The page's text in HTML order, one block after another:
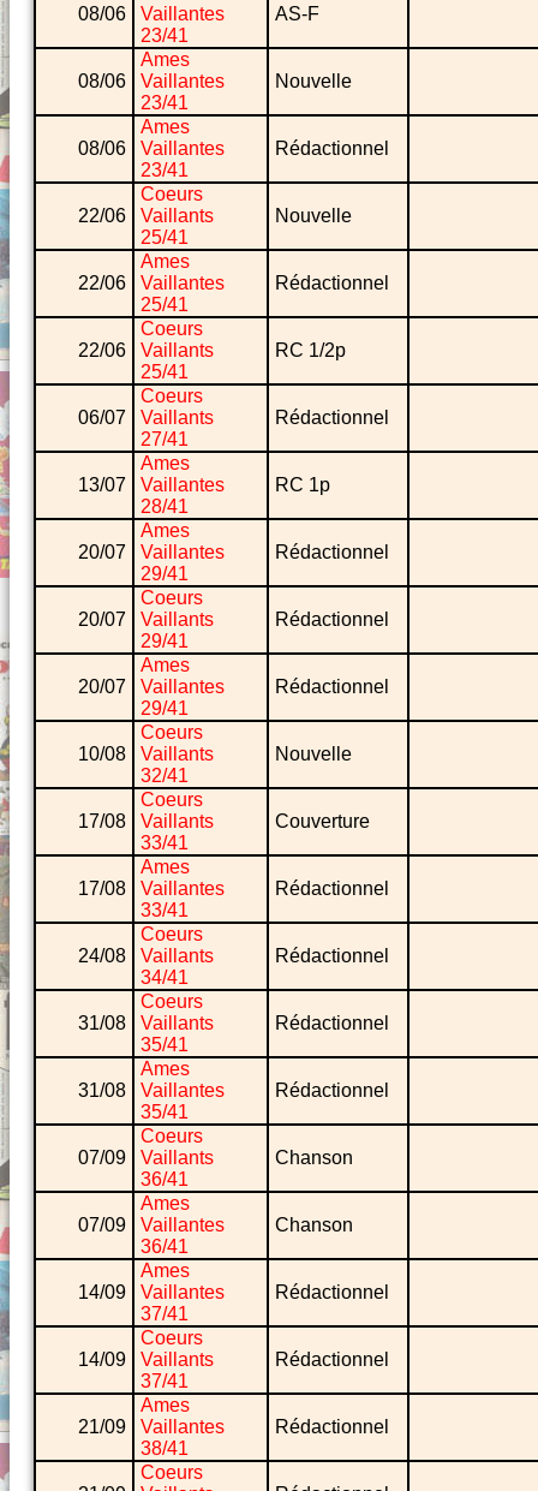
08/06
Vaillantes
23/41
AS-F
08/06
Ames
Vaillantes
23/41
Nouvelle
08/06
Ames
Vaillantes
23/41
Rédactionnel
22/06
Coeurs
Vaillants
25/41
Nouvelle
22/06
Ames
Vaillantes
25/41
Rédactionnel
22/06
Coeurs
Vaillants
25/41
RC 1/2p
06/07
Coeurs
Vaillants
27/41
Rédactionnel
13/07
Ames
Vaillantes
28/41
RC 1p
20/07
Ames
Vaillantes
29/41
Rédactionnel
20/07
Coeurs
Vaillants
29/41
Rédactionnel
20/07
Ames
Vaillantes
29/41
Rédactionnel
10/08
Coeurs
Vaillants
32/41
Nouvelle
17/08
Coeurs
Vaillants
33/41
Couverture
17/08
Ames
Vaillantes
33/41
Rédactionnel
24/08
Coeurs
Vaillants
34/41
Rédactionnel
31/08
Coeurs
Vaillants
35/41
Rédactionnel
31/08
Ames
Vaillantes
35/41
Rédactionnel
07/09
Coeurs
Vaillants
36/41
Chanson
07/09
Ames
Vaillantes
36/41
Chanson
14/09
Ames
Vaillantes
37/41
Rédactionnel
14/09
Coeurs
Vaillants
37/41
Rédactionnel
21/09
Ames
Vaillantes
38/41
Rédactionnel
Coeurs